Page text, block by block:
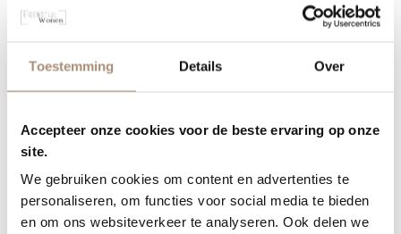
Toestemming Details Over
Accepteer onze cookies voor de beste ervaring op onze
site.
We gebruiken cookies om content en advertenties te
personaliseren, om functies voor social media te bieden
en om ons websiteverkeer te analyseren. Ook delen we